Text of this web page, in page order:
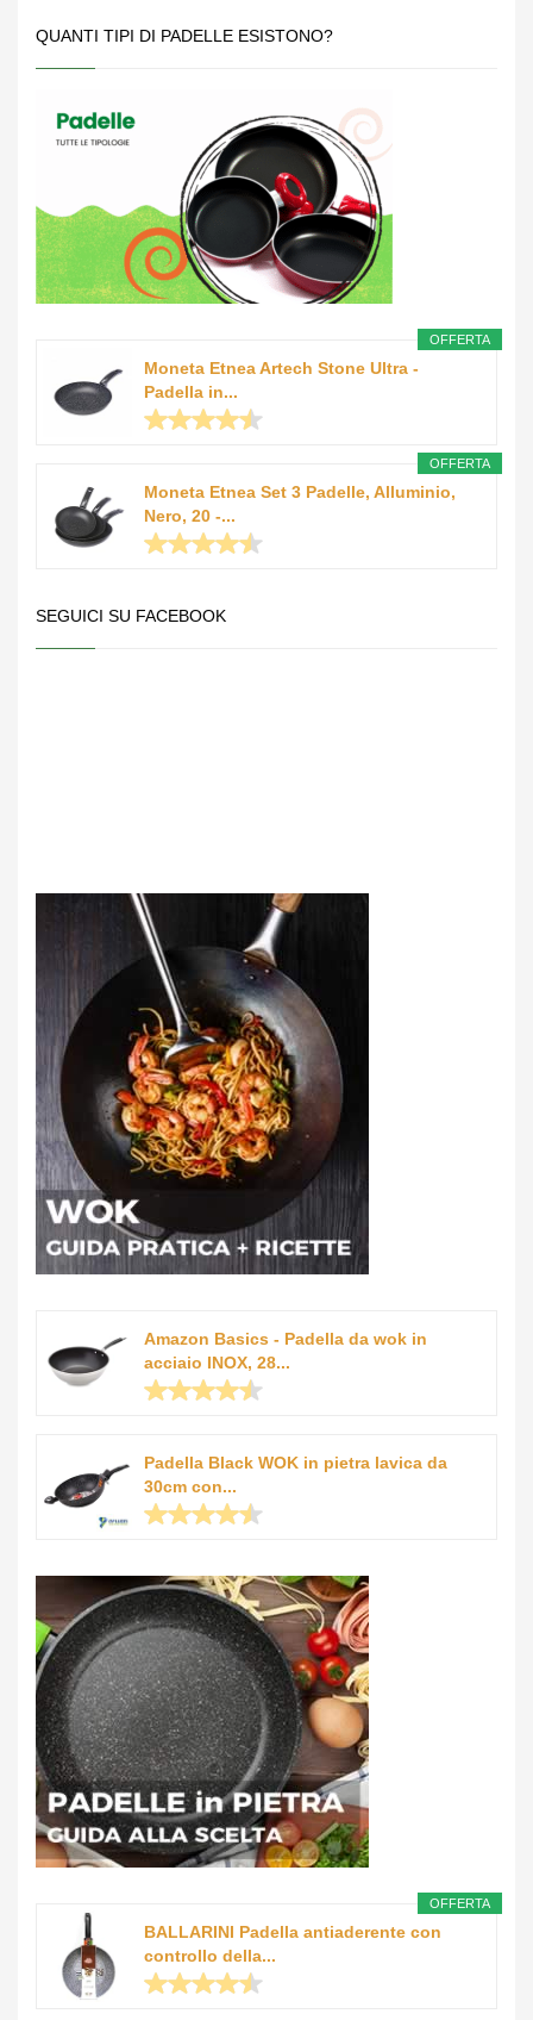
QUANTI TIPI DI PADELLE ESISTONO?
OFFERTA
Moneta Etnea Artech Stone Ultra -
Padella in...
OFFERTA
Moneta Etnea Set 3 Padelle, Alluminio,
Nero, 20 -...
SEGUICI SU FACEBOOK
Amazon Basics - Padella da wok in
acciaio INOX, 28...
Padella Black WOK in pietra lavica da
30cm con...
OFFERTA
BALLARINI Padella antiaderente con
controllo della...